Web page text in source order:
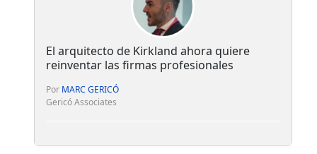
El arquitecto de Kirkland ahora quiere
reinventar las firmas profesionales
Por MARC GERICÓ
Gericó Associates